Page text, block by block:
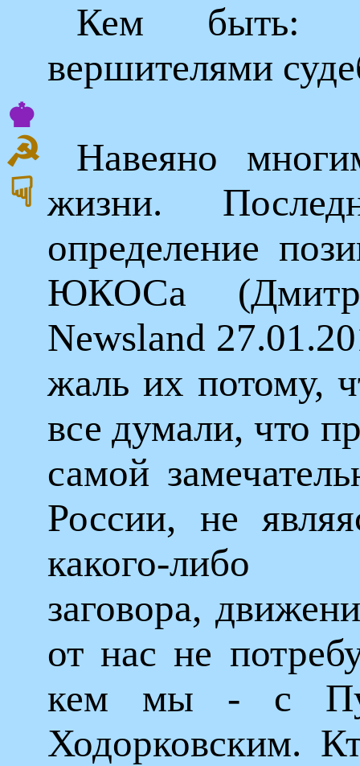
♚
☭
☟
Кем быть:
вершителями
Навеяно
жизни.
определение
ЮКОСа
Newsland
жаль их потому,
все думали, что
самой
России, не
какого-либо
заговора,
от нас не
кем мы - с
Ходорковским.